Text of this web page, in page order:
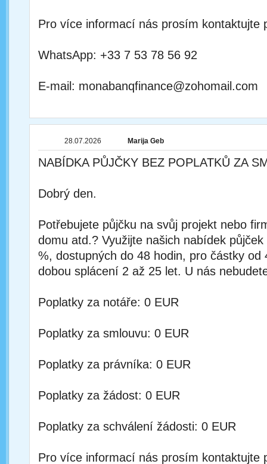
Pro více informací nás prosím kontaktujte
WhatsApp: +33 7 53 78 56 92
E-mail: monabanqfinance@zohomail.com
28.07.2026 Marija Geb
NABÍDKA PŮJČKY BEZ POPLATKŮ ZA
Dobrý den.
Potřebujete půjčku na svůj projekt nebo
domu atd.? Využijte našich nabídek
%, dostupných do 48 hodin, pro částky od
dobou splácení 2 až 25 let. U nás
Poplatky za notáře: 0 EUR
Poplatky za smlouvu: 0 EUR
Poplatky za právníka: 0 EUR
Poplatky za žádost: 0 EUR
Poplatky za schválení žádosti: 0 EUR
Pro více informací nás prosím kontaktujte